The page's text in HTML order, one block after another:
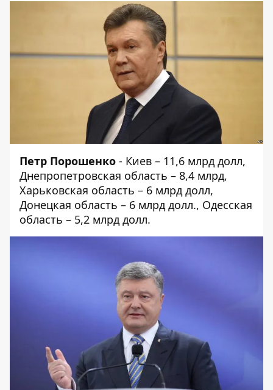
Петр Порошенко - Киев – 11,6 млрд долл,
Днепропетровская область – 8,4 млрд,
Харьковская область – 6 млрд долл,
Донецкая область – 6 млрд долл., Одесская
область – 5,2 млрд долл.